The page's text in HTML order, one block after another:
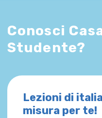
Conosci
Studente?
Lezioni di
misura per te!